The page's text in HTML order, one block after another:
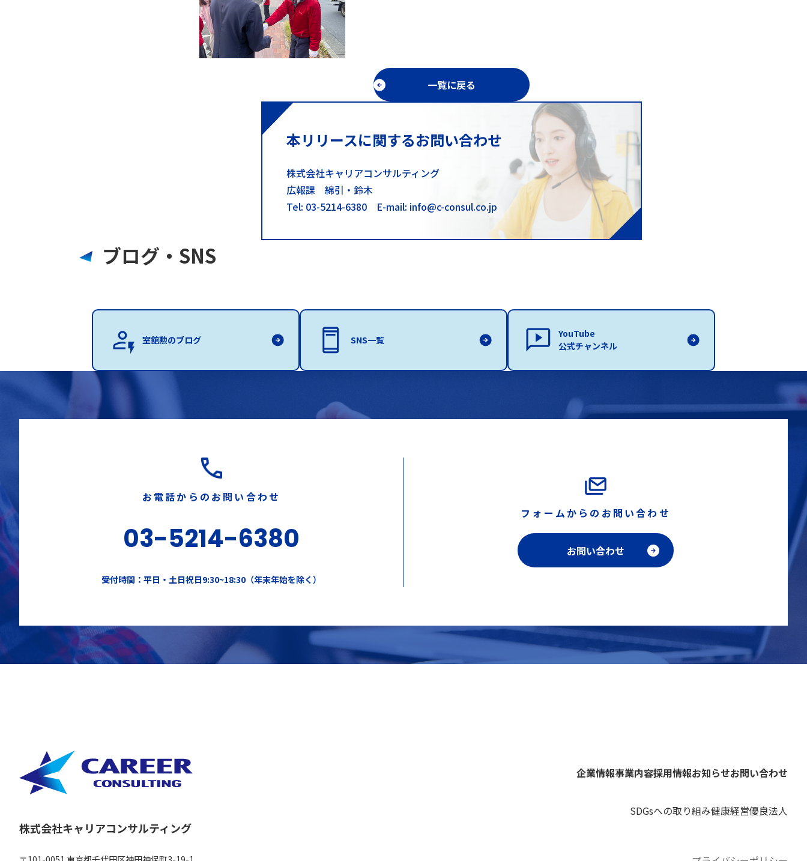
一覧に戻る
本リリースに関するお問い合わせ
株式会社キャリアコンサルティング
広報課 綿引・鈴木
Tel: 03-5214-6380 E-mail: info@c-consul.co.jp
ブログ・SNS
室舘勲のブログ SNS一覧
YouTube
公式チャンネル
お電話からのお問い合わせ
03-5214-6380
受付時間：平日・土日祝日9:30~18:30（年末年始を除く）
フォームからのお問い合わせ
お問い合わせ
株式会社キャリアコンサルティング
企業情報事業内容採用情報お知らせお問い合わせ
SDGsへの取り組み健康経営優良法人